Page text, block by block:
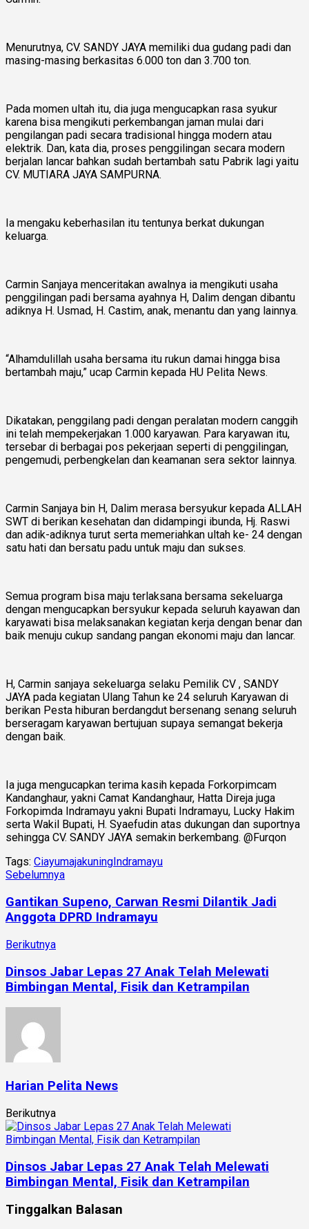
Menurutnya, CV. SANDY JAYA memiliki dua gudang padi dan
masing-masing berkasitas 6.000 ton dan 3.700 ton.
Pada momen ultah itu, dia juga mengucapkan rasa syukur
karena bisa mengikuti perkembangan jaman mulai dari
pengilangan padi secara tradisional hingga modern atau
elektrik. Dan, kata dia, proses penggilingan secara modern
berjalan lancar bahkan sudah bertambah satu Pabrik lagi yaitu
CV. MUTIARA JAYA SAMPURNA.
Ia mengaku keberhasilan itu tentunya berkat dukungan
keluarga.
Carmin Sanjaya menceritakan awalnya ia mengikuti usaha
penggilingan padi bersama ayahnya H, Dalim dengan dibantu
adiknya H. Usmad, H. Castim, anak, menantu dan yang lainnya.
“Alhamdulillah usaha bersama itu rukun damai hingga bisa
bertambah maju,” ucap Carmin kepada HU Pelita News.
Dikatakan, penggilang padi dengan peralatan modern canggih
ini telah mempekerjakan 1.000 karyawan. Para karyawan itu,
tersebar di berbagai pos pekerjaan seperti di penggilingan,
pengemudi, perbengkelan dan keamanan sera sektor lainnya.
Carmin Sanjaya bin H, Dalim merasa bersyukur kepada ALLAH
SWT di berikan kesehatan dan didampingi ibunda, Hj. Raswi
dan adik-adiknya turut serta memeriahkan ultah ke- 24 dengan
satu hati dan bersatu padu untuk maju dan sukses.
Semua program bisa maju terlaksana bersama sekeluarga
dengan mengucapkan bersyukur kepada seluruh kayawan dan
karyawati bisa melaksanakan kegiatan kerja dengan benar dan
baik menuju cukup sandang pangan ekonomi maju dan lancar.
H, Carmin sanjaya sekeluarga selaku Pemilik CV , SANDY
JAYA pada kegiatan Ulang Tahun ke 24 seluruh Karyawan di
berikan Pesta hiburan berdangdut bersenang senang seluruh
berseragam karyawan bertujuan supaya semangat bekerja
dengan baik.
Ia juga mengucapkan terima kasih kepada Forkorpimcam
Kandanghaur, yakni Camat Kandanghaur, Hatta Direja juga
Forkopimda Indramayu yakni Bupati Indramayu, Lucky Hakim
serta Wakil Bupati, H. Syaefudin atas dukungan dan suportnya
sehingga CV. SANDY JAYA semakin berkembang. @Furqon
Tags: Ciayumajakuning Indramayu
Sebelumnya
Gantikan Supeno, Carwan Resmi Dilantik Jadi
Anggota DPRD Indramayu
Berikutnya
Dinsos Jabar Lepas 27 Anak Telah Melewati
Bimbingan Mental, Fisik dan Ketrampilan
Harian Pelita News
Berikutnya
Dinsos Jabar Lepas 27 Anak Telah Melewati
Bimbingan Mental, Fisik dan Ketrampilan
Tinggalkan Balasan